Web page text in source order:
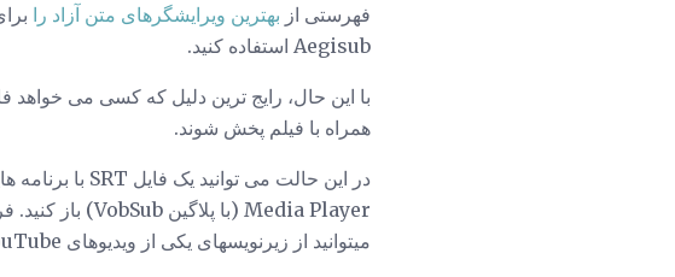
فهرستی از بهترین ویرایشگرهای متن آزاد را
Aegisub استفاده کنید.
همراه با فیلم پخش شوند.
میتوانید از زیرنویسهای یکی از ویدیوهای YouTube استفاده کنید.